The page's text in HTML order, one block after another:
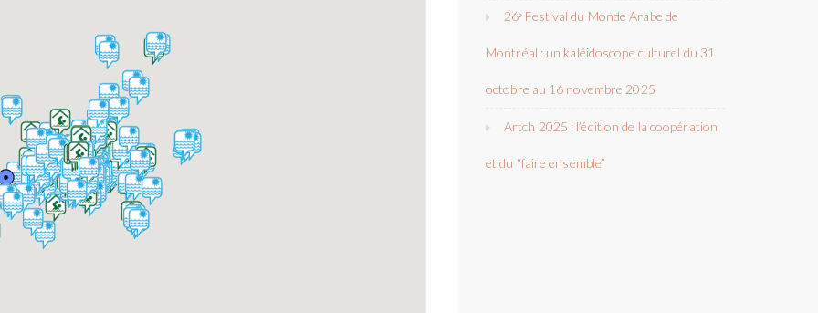
26ᵉ Festival du Monde Arabe de
Montréal : un kaléidoscope culturel du 31
octobre au 16 novembre 2025
Artch 2025 : l’édition de la coopération
et du “faire ensemble”